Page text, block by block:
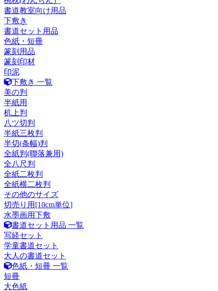
書道教室向け用品
下敷き
書道セット用品
色紙・短冊
篆刻用品
篆刻印材
印泥
下敷き 一覧
美の判
半紙用
机上判
八ツ切判
半紙三枚判
半切(条幅)判
全紙判(聯落兼用)
全八尺判
全紙二枚判
全紙横二枚判
その他のサイズ
切売り用[10cm単位]
水墨画用下敷
書道セット用品 一覧
写経セット
学童書道セット
大人の書道セット
色紙・短冊 一覧
短冊
大色紙